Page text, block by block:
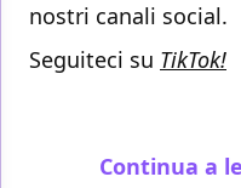
nostri canali social.
Seguiteci su TikTok!
Continua a